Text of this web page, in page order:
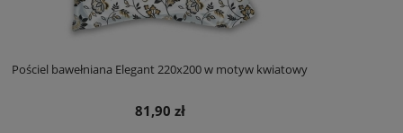
Pościel bawełniana Elegant 220x200 w motyw kwiatowy
81,90 zł